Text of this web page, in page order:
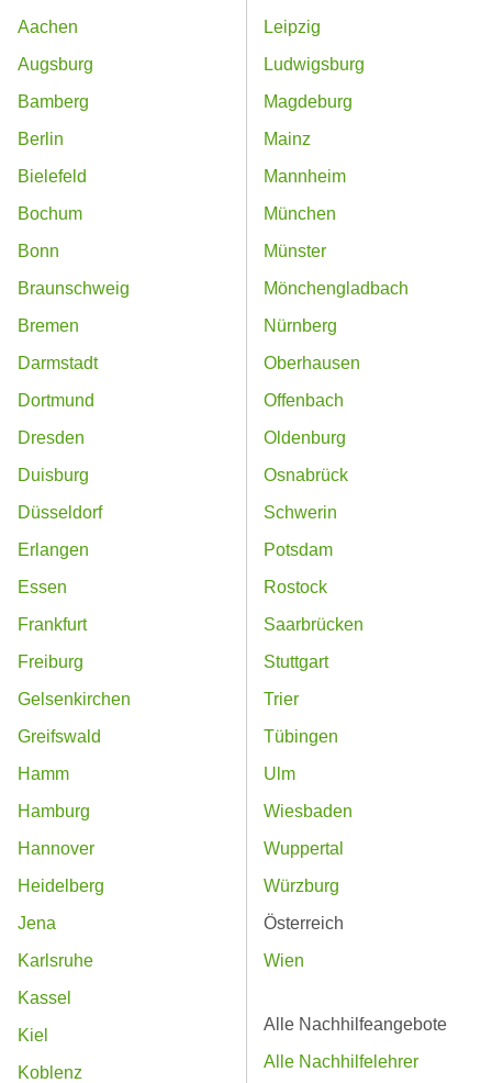
Aachen
Augsburg
Bamberg
Berlin
Bielefeld
Bochum
Bonn
Braunschweig
Bremen
Darmstadt
Dortmund
Dresden
Duisburg
Düsseldorf
Erlangen
Essen
Frankfurt
Freiburg
Gelsenkirchen
Greifswald
Hamm
Hamburg
Hannover
Heidelberg
Jena
Karlsruhe
Kassel
Kiel
Koblenz
Leipzig
Ludwigsburg
Magdeburg
Mainz
Mannheim
München
Münster
Mönchengladbach
Nürnberg
Oberhausen
Offenbach
Oldenburg
Osnabrück
Schwerin
Potsdam
Rostock
Saarbrücken
Stuttgart
Trier
Tübingen
Ulm
Wiesbaden
Wuppertal
Würzburg
Österreich
Wien
Alle Nachhilfeangebote
Alle Nachhilfelehrer